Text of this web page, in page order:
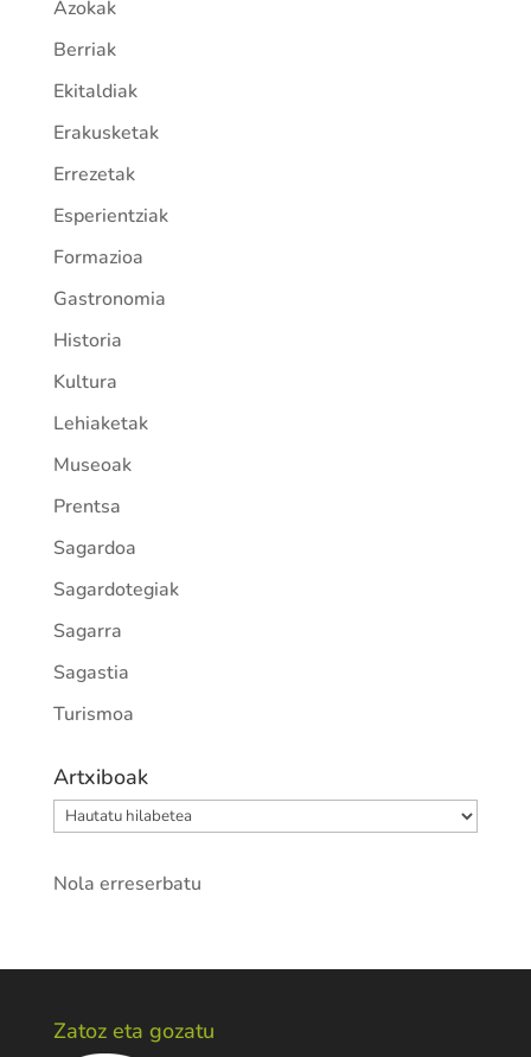
Azokak
Berriak
Ekitaldiak
Erakusketak
Errezetak
Esperientziak
Formazioa
Gastronomia
Historia
Kultura
Lehiaketak
Museoak
Prentsa
Sagardoa
Sagardotegiak
Sagarra
Sagastia
Turismoa
Artxiboak
Artxiboak
Nola erreserbatu
Zatoz eta gozatu